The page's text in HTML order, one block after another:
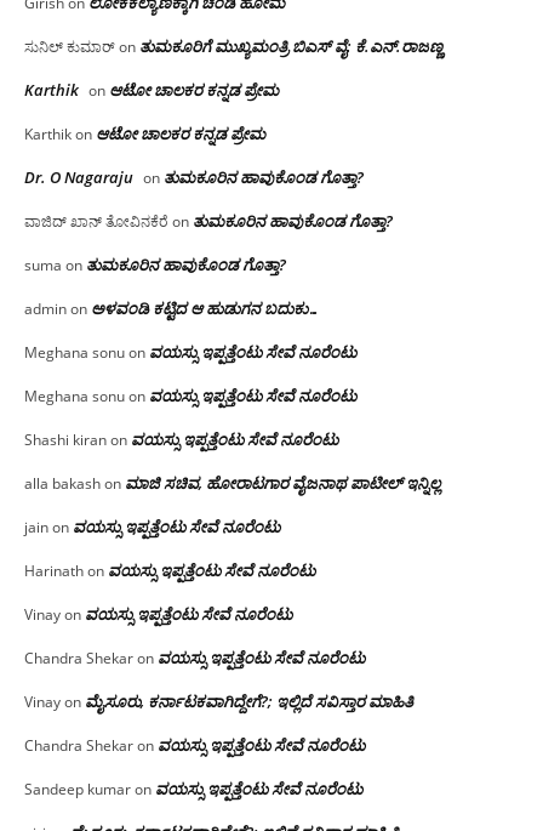
ಸುನಿಲ್ ಕುಮಾರ್on ತುಮಕೂರಿಗೆ ಮುಖ್ಯಮಂತ್ರಿ ಬಿಎಸ್ ವೈ: ಕೆ.ಎನ್.ರಾಜಣ್ಣ
Karthik on ಆಟೋ ಚಾಲಕರ ಕನ್ನಡ ಪ್ರೇಮ
Karthikon ಆಟೋ ಚಾಲಕರ ಕನ್ನಡ ಪ್ರೇಮ
Dr. O Nagaraju on ತುಮಕೂರಿನ ಹಾವುಕೊಂಡ ಗೊತ್ತಾ?
ವಾಜಿದ್ ಖಾನ್ ತೋವಿನಕೆರೆ on ತುಮಕೂರಿನ ಹಾವುಕೊಂಡ ಗೊತ್ತಾ?
suma on ತುಮಕೂರಿನ ಹಾವುಕೊಂಡ ಗೊತ್ತಾ?
adminon ಅಳವಂಡಿ ಕಟ್ಟಿದ ಆ ಹುಡುಗನ ಬದುಕು…
Meghana sonuon ವಯಸ್ಸು ಇಪ್ಪತ್ತೆಂಟು ಸೇವೆ ನೂರೆಂಟು
Meghana sonuon ವಯಸ್ಸು ಇಪ್ಪತ್ತೆಂಟು ಸೇವೆ ನೂರೆಂಟು
Shashi kiranon ವಯಸ್ಸು ಇಪ್ಪತ್ತೆಂಟು ಸೇವೆ ನೂರೆಂಟು
alla bakashon ಮಾಜಿ ಸಚಿವ, ಹೋರಾಟಗಾರ ವೈಜನಾಥ ಪಾಟೀಲ್ ಇನ್ನಿಲ್ಲ
jainon ವಯಸ್ಸು ಇಪ್ಪತ್ತೆಂಟು ಸೇವೆ ನೂರೆಂಟು
Harinathon ವಯಸ್ಸು ಇಪ್ಪತ್ತೆಂಟು ಸೇವೆ ನೂರೆಂಟು
Vinayon ವಯಸ್ಸು ಇಪ್ಪತ್ತೆಂಟು ಸೇವೆ ನೂರೆಂಟು
Chandra Shekaron ವಯಸ್ಸು ಇಪ್ಪತ್ತೆಂಟು ಸೇವೆ ನೂರೆಂಟು
Vinayon ಮೈಸೂರು, ಕರ್ನಾಟಕವಾಗಿದ್ದೇಗೆ?; ಇಲ್ಲಿದೆ ಸವಿಸ್ತಾರ ಮಾಹಿತಿ
Chandra Shekaron ವಯಸ್ಸು ಇಪ್ಪತ್ತೆಂಟು ಸೇವೆ ನೂರೆಂಟು
Sandeep kumaron ವಯಸ್ಸು ಇಪ್ಪತ್ತೆಂಟು ಸೇವೆ ನೂರೆಂಟು